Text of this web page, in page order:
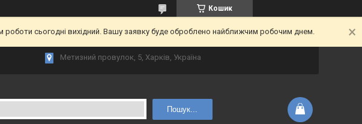
Кошик
сьогодні вихідний. Вашу заявку буде оброблено найближчим робочим днем.
Метизний провулок, 5, Харків, Україна
Пошук...